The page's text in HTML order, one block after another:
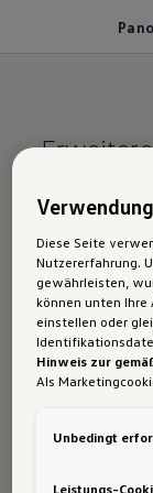
Diese Seite
Nutzererfahrung.
gewährleisten,
können unten
einstellen oder
Hinweis zur
Als
Daten in die USA
Unbedingt
Leistungs-